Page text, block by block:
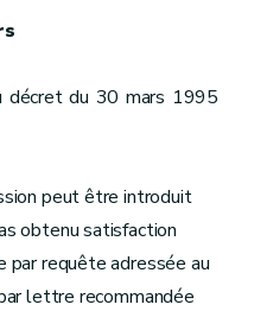
décret du 30 mars 1995
peut être introduit
obtenu satisfaction
requête adressée au
lettre recommandée